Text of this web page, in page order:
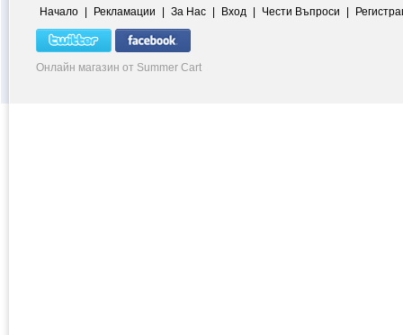
Начало | Рекламации | За Нас | Вход | Чести Въпроси |
Онлайн магазин от Summer Cart